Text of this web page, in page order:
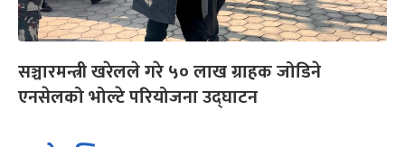
सञ्चारमन्त्री खरेलले गरे ५० लाख ग्राहक जोडिने
एनसेलको भोल्टे परियोजना उद्घाटन